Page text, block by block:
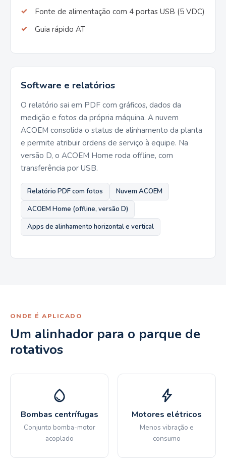
Fonte de alimentação com 4 portas USB (5 VDC)
Guia rápido AT
Software e relatórios
O relatório sai em PDF com gráficos, dados da
medição e fotos da própria máquina. A nuvem
ACOEM consolida o status de alinhamento da planta
e permite atribuir ordens de serviço à equipe. Na
versão D, o ACOEM Home roda offline, com
transferência por USB.
Relatório PDF com fotos
Nuvem ACOEM
ACOEM Home (offline, versão D)
Apps de alinhamento horizontal e vertical
ONDE É APLICADO
Um alinhador para o parque de
rotativos
Bombas centrífugas
Conjunto bomba-motor
acoplado
Motores elétricos
Menos vibração e
consumo